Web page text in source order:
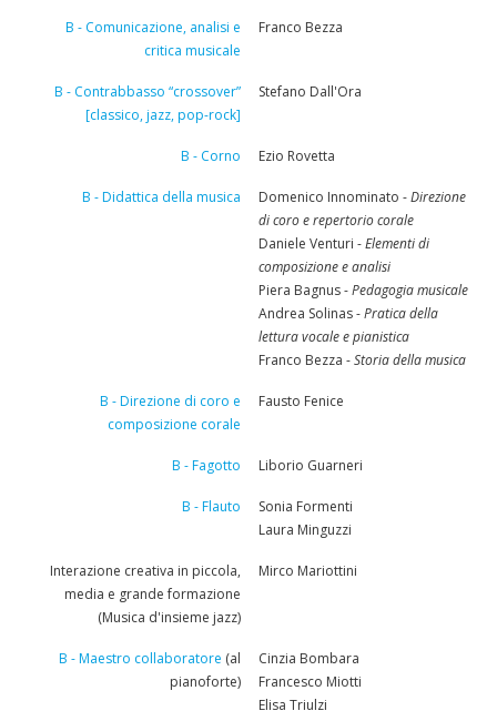
B - Comunicazione, analisi e
critica musicale
Franco Bezza
B - Contrabbasso “crossover”
[classico, jazz, pop-rock]
Stefano Dall'Ora
B - Corno Ezio Rovetta
B - Didattica della musica Domenico Innominato -Direzione
di coro e repertorio corale
Daniele Venturi -Elementi di
composizione e analisi
Piera Bagnus -Pedagogia musicale
Andrea Solinas -Pratica della
lettura vocale e pianistica
Franco Bezza -Storia della musica
B - Direzione di coro e
composizione corale
Fausto Fenice
B - Fagotto Liborio Guarneri
B - Flauto
Sonia Formenti
Laura Minguzzi
Interazione creativa in piccola,
media e grande formazione
(Musica d'insieme jazz)
Mirco Mariottini
B - Maestro collaboratore (al
pianoforte)
Cinzia Bombara
Francesco Miotti
Elisa Triulzi